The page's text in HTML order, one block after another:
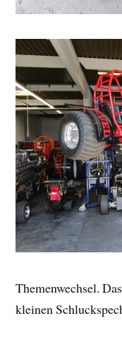
Themenwechsel.
kleinen